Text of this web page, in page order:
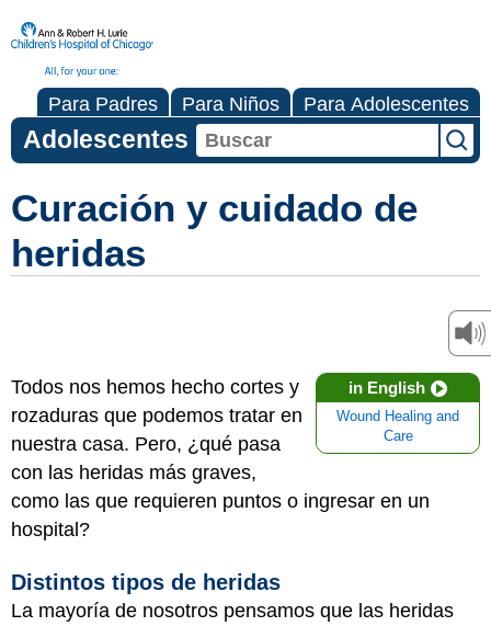
Para Padres Para Niños Para Adolescentes
Adolescentes
Curación y cuidado de
heridas
in English
Wound Healing and
Care
Todos nos hemos hecho cortes y
rozaduras que podemos tratar en
nuestra casa. Pero, ¿qué pasa
con las heridas más graves,
como las que requieren puntos o ingresar en un
hospital?
Distintos tipos de heridas
La mayoría de nosotros pensamos que las heridas